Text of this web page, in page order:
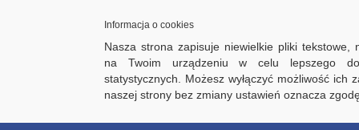
Informacja o cookies
Nasza strona zapisuje niewielkie pliki tekstowe,
na Twoim urządzeniu w celu lepszego
statystycznych. Możesz wyłączyć możliwość ich
naszej strony bez zmiany ustawień oznacza